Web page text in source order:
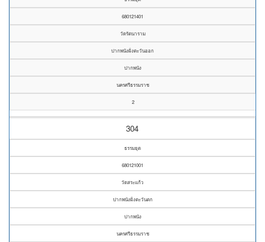
680121401
วัดรัตนาราม
ปากพนังฝั่งตะวันออก
ปากพนัง
นครศรีธรรมราช
2
304
ธรรมยุต
680121001
วัดสระแก้ว
ปากพนังฝั่งตะวันตก
ปากพนัง
นครศรีธรรมราช